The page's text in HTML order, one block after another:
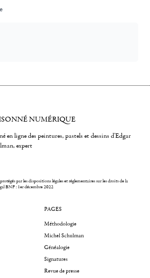
NUMÉRIQUE
en ligne des peintures, pastels et dessins d'Edgar
expert
par les dispositions légales et réglementaires sur les droits de la
BNF : 1er décembre 2022
PAGES
Méthodologie
Michel Schulman
Généalogie
Signatures
Revue de presse